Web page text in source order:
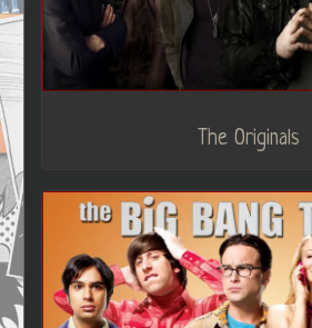
The Originals